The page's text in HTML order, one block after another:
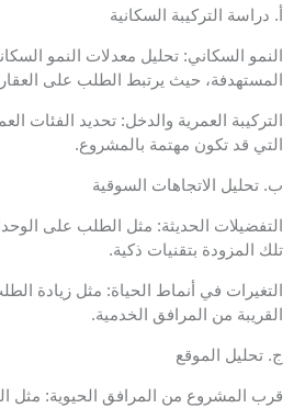
أ. دراسة التركيبة السكانية
النمو السكاني: تحليل معدلات النمو
المستهدفة، حيث يرتبط الطلب على
التركيبة العمرية والدخل: تحديد الفئات
التي قد تكون مهتمة بالمشروع.
ب. تحليل الاتجاهات السوقية
التفضيلات الحديثة: مثل الطلب على
تلك المزودة بتقنيات ذكية.
التغيرات في أنماط الحياة: مثل زيادة
القريبة من المرافق الخدمية.
ج. تحليل الموقع
قرب المشروع من المرافق الحيوية: مثل